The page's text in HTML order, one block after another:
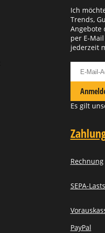
Ich
Trends,
Angebote
per E-
jederzeit
Es gilt
Rechnung
SEPA-
PayPal